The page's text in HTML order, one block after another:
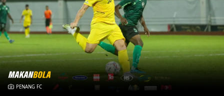
PENANG FC